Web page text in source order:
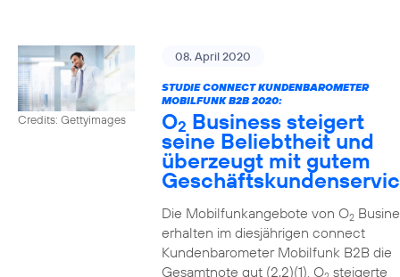
Credits: Gettyimages
08. April 2020
STUDIE CONNECT KUNDENBAROMETER
MOBILFUNK B2B 2020:
O2 Business steigert
seine Beliebtheit und
überzeugt mit gutem
Die Mobilfunkangebote von O2
erhalten im diesjährigen connect
Kundenbarometer Mobilfunk B2B die
Gesamtnote gut (2,2)(1). O steigerte